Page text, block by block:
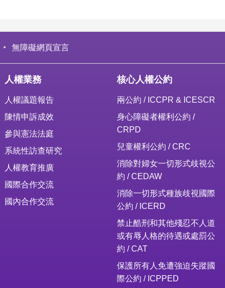
無障礙網頁宣言
人權業務
人權議題報告
陳情申訴成效
參與憲法法庭
系統性訪查研究
人權教育推廣
國際合作交流
國內合作交流
核心人權公約
兩公約 / ICCPR & ICESCR
身心障礙者權利公約 /
CRPD
兒童權利公約 / CRC
消除對婦女一切形式歧視公
約 / CEDAW
消除一切形式種族歧視國際
公約 / ICERD
禁止酷刑和其他殘忍不人道
或有辱人格的待遇或處罰公
約 / CAT
保護所有人免遭強迫失蹤國
際公約 / ICPPED